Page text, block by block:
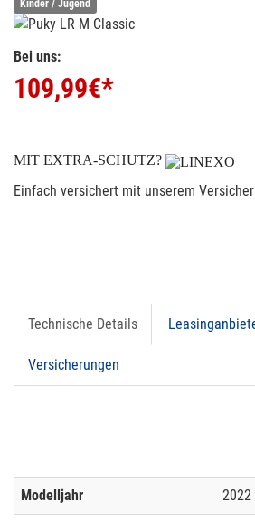
Kinder / Jugend
Bei uns:
109,99€*
MIT EXTRA-SCHUTZ?
Einfach versichert mit unserem
Technische Details
Versicherungen
Modelljahr 2022